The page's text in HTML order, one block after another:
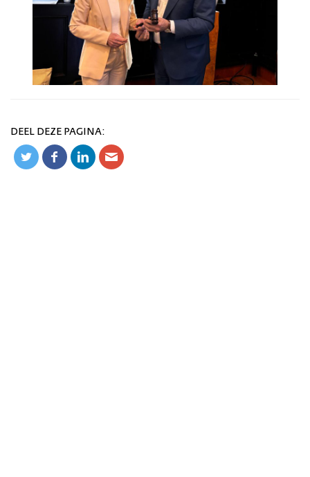
DEEL DEZE PAGINA: